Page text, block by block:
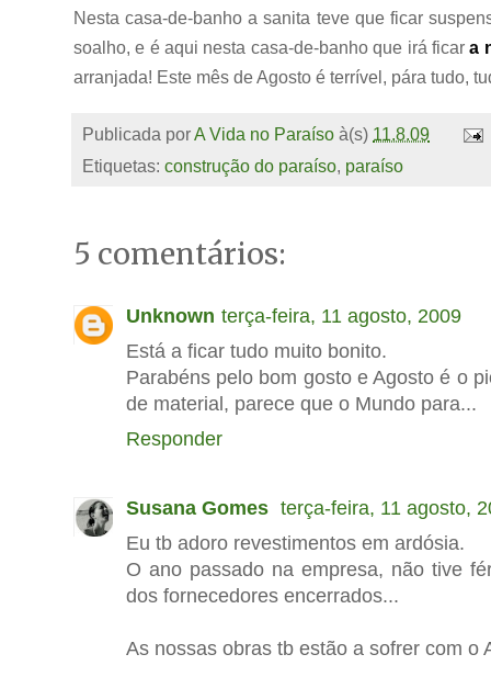
Nesta casa-de-banho a sanita teve que ficar
soalho, e é aqui nesta casa-de-banho que irá ficara
arranjada! Este mês de Agosto é terrível, pára tudo,
Publicada porA Vida no Paraíso à(s) 11.8.09
Etiquetas: construção do paraíso, paraíso
5 comentários:
Unknown terça-feira, 11 agosto, 2009
Está a ficar tudo muito bonito.
Parabéns pelo bom gosto e Agosto é o
de material, parece que o Mundo para...
Responder
Susana Gomes terça-feira, 11 agosto,
Eu tb adoro revestimentos em ardósia.
O ano passado na empresa, não tive
dos fornecedores encerrados...
As nossas obras tb estão a sofrer com o